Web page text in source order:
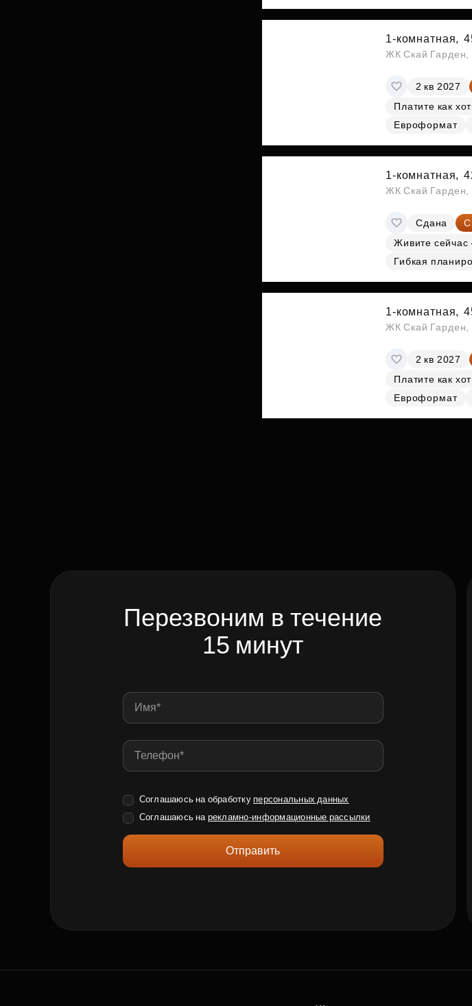
1-комнатная,
ЖК Скай Гарден,
2 кв 2027
Платите как
Евроформат
1-комнатная,
ЖК Скай Гарден,
Сдана
Живите сейчас
Гибкая
1-комнатная,
ЖК Скай Гарден,
2 кв 2027
Платите как
Евроформат
Перезвоним в течение
15 минут
Соглашаюсь на обработку персональных данных
Соглашаюсь на рекламно-информационные рассылки
Отправить